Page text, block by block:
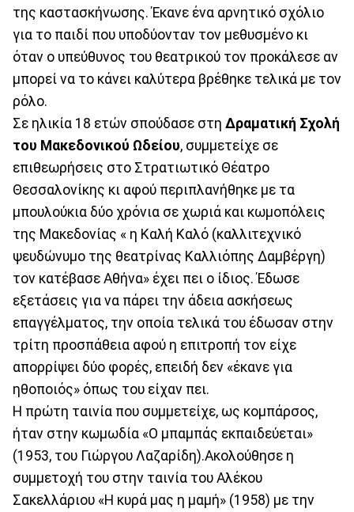
της καστασκήνωσης. Έκανε ένα αρνητικό σχόλιο
για το παιδί που υποδύονταν τον μεθυσμένο κι
όταν ο υπεύθυνος του θεατρικού τον προκάλεσε αν
μπορεί να το κάνει καλύτερα βρέθηκε τελικά με τον
ρόλο.
Σε ηλικία 18 ετών σπούδασε στη Δραματική Σχολή
του Μακεδονικού Ωδείου, συμμετείχε σε
επιθεωρήσεις στο Στρατιωτικό Θέατρο
Θεσσαλονίκης κι αφού περιπλανήθηκε με τα
μπουλούκια δύο χρόνια σε χωριά και κωμοπόλεις
της Μακεδονίας « η Καλή Καλό (καλλιτεχνικό
ψευδώνυμο της θεατρίνας Καλλιόπης Δαμβέργη)
τον κατέβασε Αθήνα» έχει πει ο ίδιος. Έδωσε
εξετάσεις για να πάρει την άδεια ασκήσεως
επαγγέλματος, την οποία τελικά του έδωσαν στην
τρίτη προσπάθεια αφού η επιτροπή τον είχε
απορρίψει δύο φορές, επειδή δεν «έκανε για
ηθοποιός» όπως του είχαν πει.
Η πρώτη ταινία που συμμετείχε, ως κομπάρσος,
ήταν στην κωμωδία «Ο μπαμπάς εκπαιδεύεται»
(1953, του Γιώργου Λαζαρίδη).Ακολούθησε η
συμμετοχή του στην ταινία του Αλέκου
Σακελλάριου «Η κυρά μας η μαμή» (1958) με την